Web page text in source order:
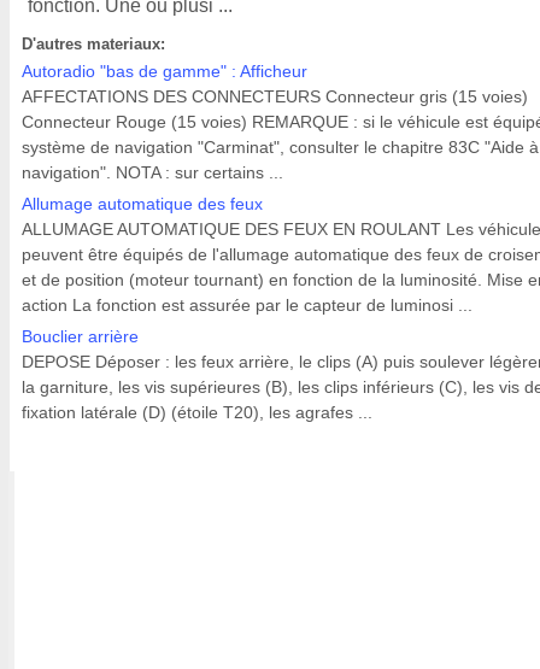
fonction. Une ou plusi ...
D'autres materiaux:
Autoradio "bas de gamme" : Afficheur
AFFECTATIONS DES CONNECTEURS Connecteur gris (15 voies)
Connecteur Rouge (15 voies) REMARQUE : si le véhicule est
système de navigation "Carminat", consulter le chapitre 83C "Aide
navigation". NOTA : sur certains ...
Allumage automatique des feux
ALLUMAGE AUTOMATIQUE DES FEUX EN ROULANT Les
peuvent être équipés de l'allumage automatique des feux de
et de position (moteur tournant) en fonction de la luminosité. Mise
action La fonction est assurée par le capteur de luminosi ...
Bouclier arrière
DEPOSE Déposer : les feux arrière, le clips (A) puis soulever
la garniture, les vis supérieures (B), les clips inférieurs (C), les vis
fixation latérale (D) (étoile T20), les agrafes ...